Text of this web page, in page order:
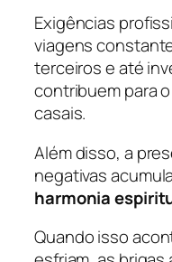
Exigências
viagens
terceiros e até
contribuem para
casais.
Além disso, a
negativas
harmonia
Quando isso